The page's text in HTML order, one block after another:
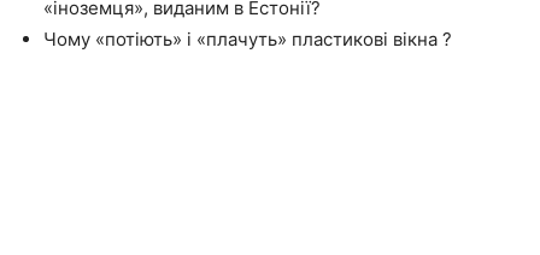
«іноземця», виданим в Естонії?
Чому «потіють» і «плачуть» пластикові вікна ?